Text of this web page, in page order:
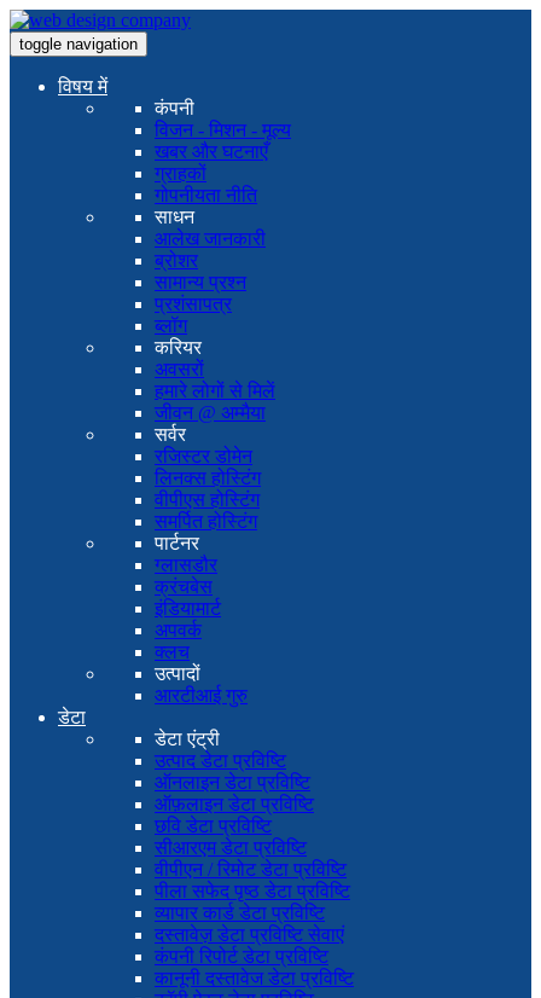
toggle navigation
विषय में
कंपनी
विजन - मिशन - मूल्य
खबर और घटनाएँ
ग्राहकों
गोपनीयता नीति
साधन
आलेख जानकारी
ब्रोशर
सामान्य प्रश्न
प्रशंसापत्र
ब्लॉग
करियर
अवसरों
हमारे लोगों से मिलें
जीवन @ अम्मैया
सर्वर
रजिस्टर डोमेन
लिनक्स होस्टिंग
वीपीएस होस्टिंग
समर्पित होस्टिंग
पार्टनर
ग्लासडौर
क्रंचबेस
इंडियामार्ट
अपवर्क
क्लच
उत्पादों
आरटीआई गुरु
डेटा
डेटा एंट्री
उत्पाद डेटा प्रविष्टि
ऑनलाइन डेटा प्रविष्टि
ऑफ़लाइन डेटा प्रविष्टि
छवि डेटा प्रविष्टि
सीआरएम डेटा प्रविष्टि
वीपीएन / रिमोट डेटा प्रविष्टि
पीला सफेद पृष्ठ डेटा प्रविष्टि
व्यापार कार्ड डेटा प्रविष्टि
दस्तावेज़ डेटा प्रविष्टि सेवाएं
कंपनी रिपोर्ट डेटा प्रविष्टि
कानूनी दस्तावेज डेटा प्रविष्टि